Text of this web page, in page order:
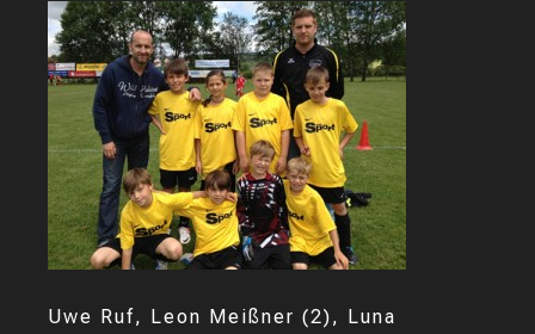
Uwe Ruf, Leon Meißner (2), Luna